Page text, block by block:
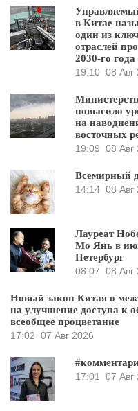
в Китае
один из
отраслей
2030-го года
19:10 08 Авг
повысило
на
восточных
19:09 08 Авг
Всемирный
14:14 08 Авг
Лауреат
Мо Янь в
Петербург
08:07 08 Авг
Новый закон Китая о
на улучшение доступа к
всеобщее процветание
17:02 07 Авг 2026
17:01
07 Авг